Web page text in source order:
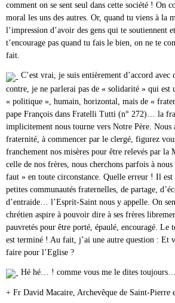
comment on se sent seul dans cette société ! On
moral les uns des autres. Or, quand tu viens à la
l’impression d’avoir des gens qui te soutiennent
t’encourage pas quand tu fais le bien, on ne te
fait.
C’est vrai, je suis entièrement d’accord avec
contre, je ne parlerai pas de « solidarité » qui est
« politique », humain, horizontal, mais de «
pape François dans Fratelli Tutti (n° 272)… la
implicitement nous tourne vers Notre Père. Nous
fraternité, à commencer par le clergé, figurez
franchement nos misères pour être relevés par la
celle de nos frères, nous cherchons parfois à
faut » en toute circonstance. Quelle erreur ! Il est
petites communautés fraternelles, de partage,
d’entraide… l’Esprit-Saint nous y appelle. On
chrétien aspire à pouvoir dire à ses frères
pauvretés pour être porté, épaulé, encouragé. Le
est terminé ! Au fait, j’ai une autre question : Et
faire pour l’Eglise ?
Hé hé… ! comme vous me le dites toujours…
+ Fr David Macaire, Archevêque de Saint-Pierre